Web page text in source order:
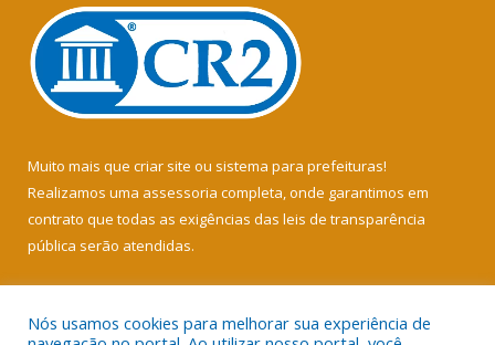
Muito mais que criar site ou sistema para prefeituras!
Realizamos uma assessoria completa, onde garantimos em
contrato que todas as exigências das leis de transparência
pública serão atendidas.
Nós usamos cookies para melhorar sua experiência de